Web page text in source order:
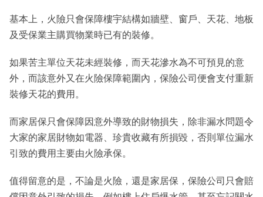
基本上，火險只會保障樓宇結構如牆壁、窗戶、天花、地板
及受保業主購買物業時已有的裝修。
如果苦主單位天花未經裝修，而天花滲水為不可預見的意
外，而該意外又在火險保障範圍內，保險公司便會支付重新
裝修天花的費用。
而家居保只會保障因意外導致的財物損失，除非漏水問題令
大家的家居財物如電器、珍貴收藏有所損毀，否則單位漏水
引致的費用主要由火險承保。
值得留意的是，不論是火險，還是家居保，保險公司只會賠